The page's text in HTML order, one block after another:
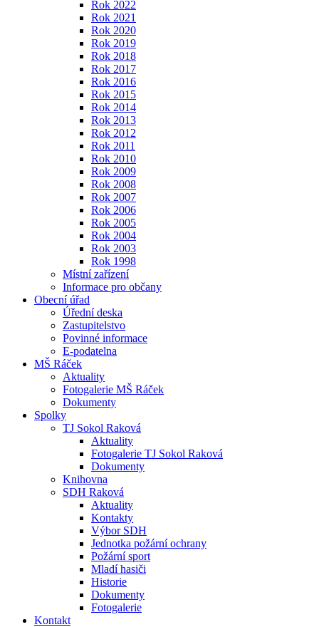
Rok 2022
Rok 2021
Rok 2020
Rok 2019
Rok 2018
Rok 2017
Rok 2016
Rok 2015
Rok 2014
Rok 2013
Rok 2012
Rok 2011
Rok 2010
Rok 2009
Rok 2008
Rok 2007
Rok 2006
Rok 2005
Rok 2004
Rok 2003
Rok 1998
Místní zařízení
Informace pro občany
Obecní úřad
Úřední deska
Zastupitelstvo
Povinné informace
E-podatelna
MŠ Ráček
Aktuality
Fotogalerie MŠ Ráček
Dokumenty
Spolky
TJ Sokol Raková
Aktuality
Fotogalerie TJ Sokol Raková
Dokumenty
Knihovna
SDH Raková
Aktuality
Kontakty
Výbor SDH
Jednotka požární ochrany
Požární sport
Mladí hasiči
Historie
Dokumenty
Fotogalerie
Kontakt